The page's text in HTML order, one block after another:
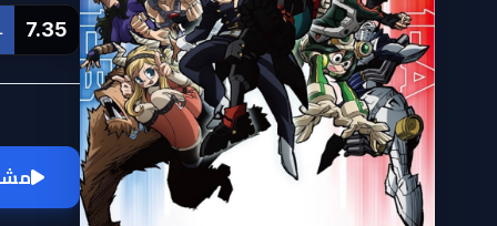
7.35